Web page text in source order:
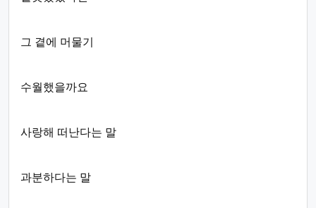
그 곁에 머물기
수월했을까요
사랑해 떠난다는 말
과분하다는 말